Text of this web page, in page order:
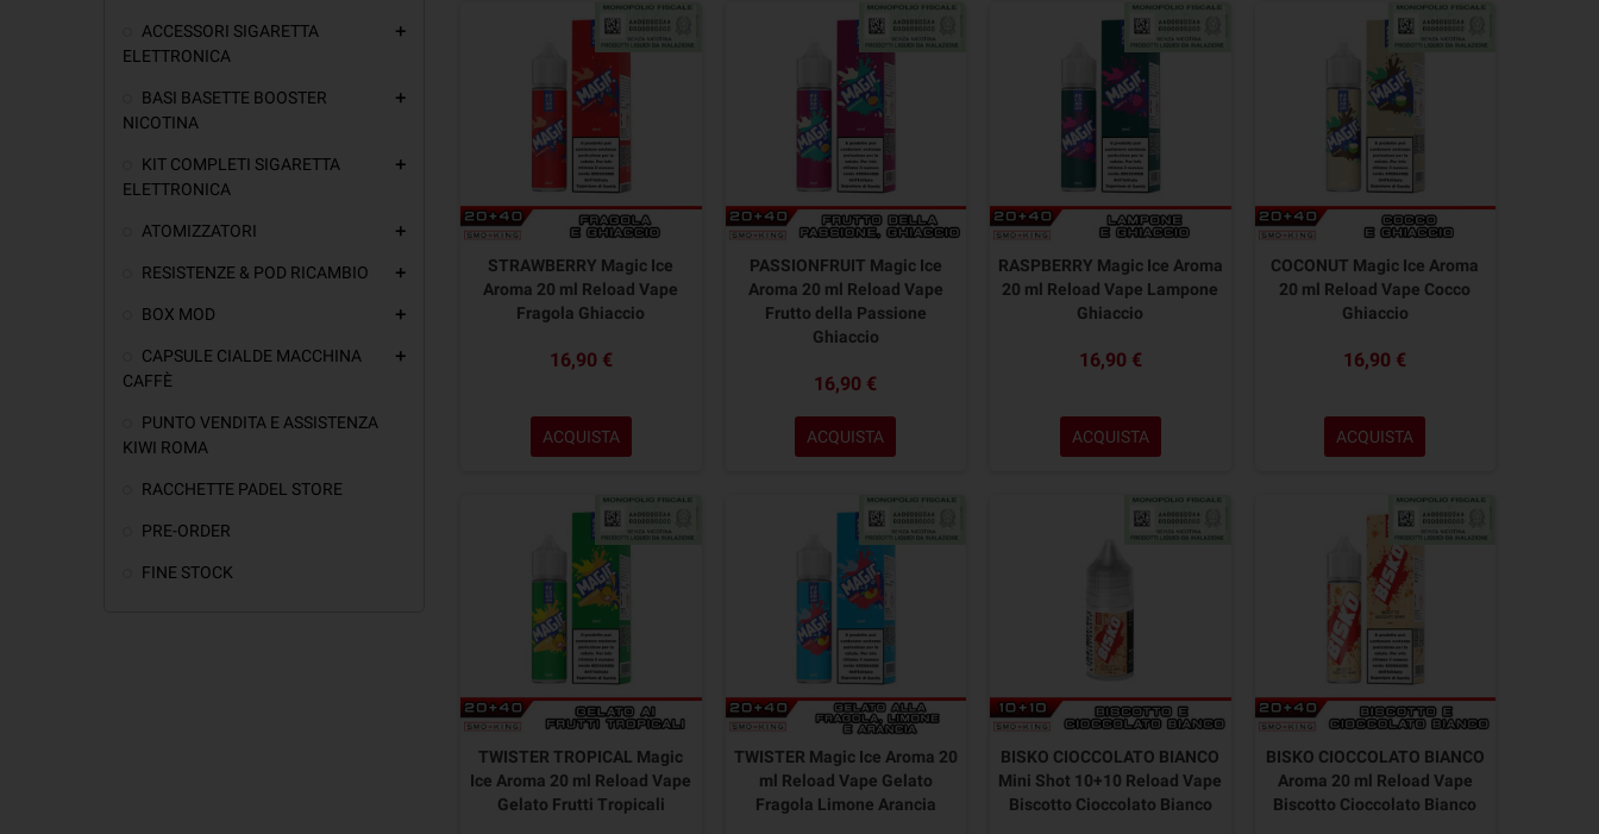
ACCESSORI SIGARETTA
ELETTRONICA
add
BASI BASETTE BOOSTER
NICOTINA
add
KIT COMPLETI SIGARETTA
ELETTRONICA
add
ATOMIZZATORI add
RESISTENZE & POD RICAMBIO add
BOX MOD add
CAPSULE CIALDE MACCHINA
CAFFÈ
add
PUNTO VENDITA E ASSISTENZA
KIWI ROMA
RACCHETTE PADEL STORE
PRE-ORDER
FINE STOCK
STRAWBERRY Magic Ice
Aroma 20 ml Reload Vape
Fragola Ghiaccio
16,90 €
ACQUISTA
PASSIONFRUIT Magic Ice
Aroma 20 ml Reload Vape
Frutto della Passione
Ghiaccio
16,90 €
ACQUISTA
RASPBERRY Magic Ice Aroma
20 ml Reload Vape Lampone
Ghiaccio
16,90 €
ACQUISTA
COCONUT Magic Ice Aroma
20 ml Reload Vape Cocco
Ghiaccio
16,90 €
ACQUISTA
TWISTER TROPICAL Magic
Ice Aroma 20 ml Reload Vape
Gelato Frutti Tropicali
TWISTER Magic Ice Aroma 20
ml Reload Vape Gelato
Fragola Limone Arancia
BISKO CIOCCOLATO BIANCO
Mini Shot 10+10 Reload Vape
Biscotto Cioccolato Bianco
BISKO CIOCCOLATO BIANCO
Aroma 20 ml Reload Vape
Biscotto Cioccolato Bianco